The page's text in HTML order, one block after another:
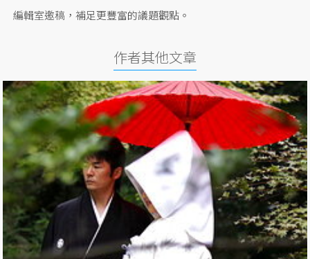
編輯室邀稿，補足更豐富的議題觀點。
作者其他文章